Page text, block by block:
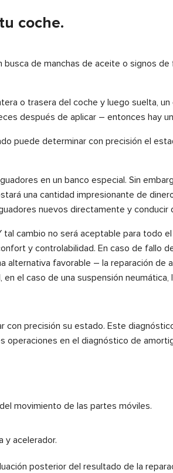
coche.
de manchas de aceite o signos
o trasera del coche y luego suelta,
después de aplicar – entonces hay
puede determinar con precisión el
en un banco especial. Sin
una cantidad impresionante de
nuevos directamente y conducir
cambio no será aceptable para todo
y controlabilidad. En caso de fallo
alternativa favorable – la reparación de
el caso de una suspensión
precisión su estado. Este
operaciones en el diagnóstico de
movimiento de las partes móviles.
y acelerador.
posterior del resultado de la